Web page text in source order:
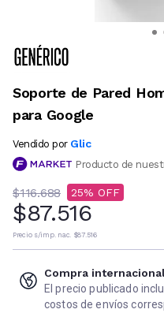
Soporte de Pared
para Google
Vendido por Glic
Producto de
$116.688 25
$87.516
Precio s/imp. nac. $87.516
Compra
El precio publicado
costos de envíos